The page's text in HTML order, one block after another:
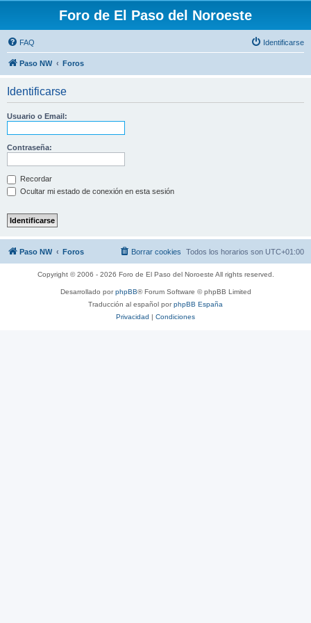
Foro de El Paso del Noroeste
FAQ Identificarse
Paso NW Foros
Identificarse
Usuario o Email:
Contraseña:
Recordar
Ocultar mi estado de conexión en esta sesión
Paso NW Foros Todos los horarios son UTC+01:00
Borrar cookies
Copyright © 2006 - 2026 Foro de El Paso del Noroeste All rights reserved.
Desarrollado porphpBB® Forum Software © phpBB Limited
Traducción al español porphpBB España
Privacidad | Condiciones